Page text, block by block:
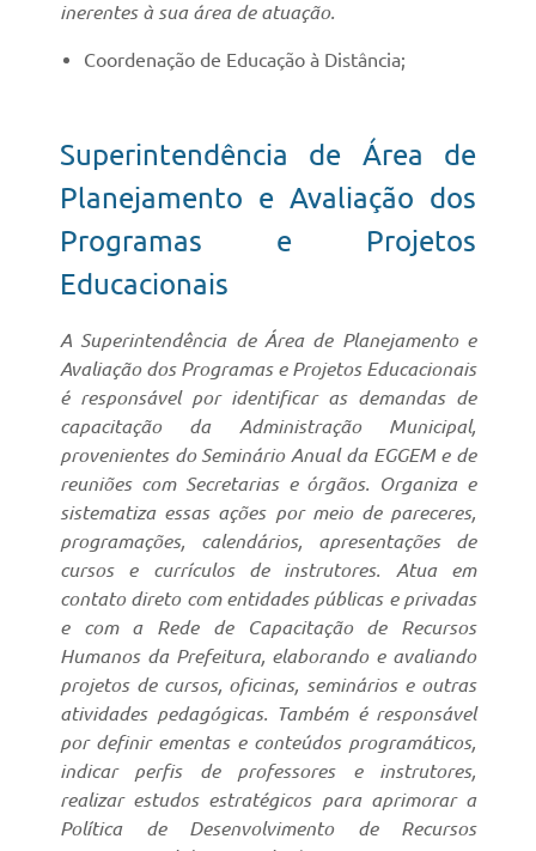
inerentes à sua área de atuação.
Coordenação de Educação à Distância;
Superintendência de Área de
Planejamento e Avaliação dos
Programas e Projetos
Educacionais
A Superintendência de Área de Planejamento e
Avaliação dos Programas e Projetos Educacionais
é responsável por identificar as demandas de
capacitação da Administração Municipal,
provenientes do Seminário Anual da EGGEM e de
reuniões com Secretarias e órgãos. Organiza e
sistematiza essas ações por meio de pareceres,
programações, calendários, apresentações de
cursos e currículos de instrutores. Atua em
contato direto com entidades públicas e privadas
e com a Rede de Capacitação de Recursos
Humanos da Prefeitura, elaborando e avaliando
projetos de cursos, oficinas, seminários e outras
atividades pedagógicas. Também é responsável
por definir ementas e conteúdos programáticos,
indicar perfis de professores e instrutores,
realizar estudos estratégicos para aprimorar a
Política de Desenvolvimento de Recursos